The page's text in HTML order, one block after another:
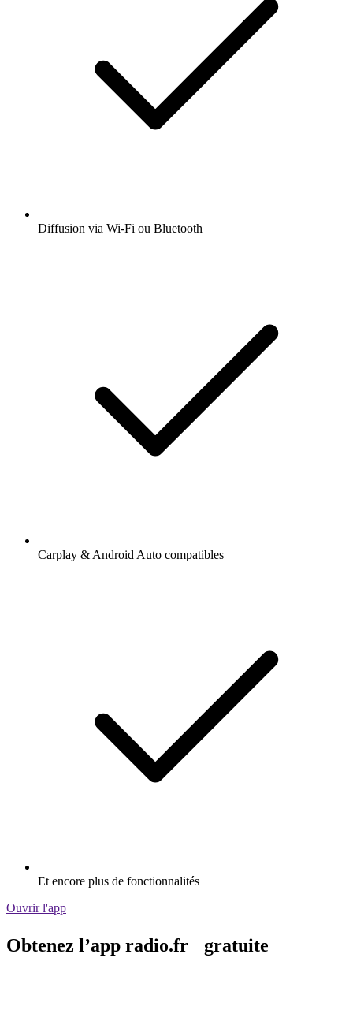
Diffusion via Wi-Fi ou Bluetooth
Carplay & Android Auto compatibles
Et encore plus de fonctionnalités
Ouvrir l'app
Obtenez l’app radio.fr gratuite